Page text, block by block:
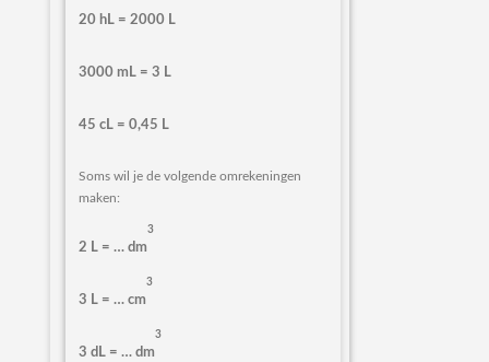
20 hL = 2000 L
3000 mL = 3 L
45 cL = 0,45 L
Soms wil je de volgende omrekeningen
maken:
2 L = … dm
3
3 L = … cm
3
3 dL = … dm
3